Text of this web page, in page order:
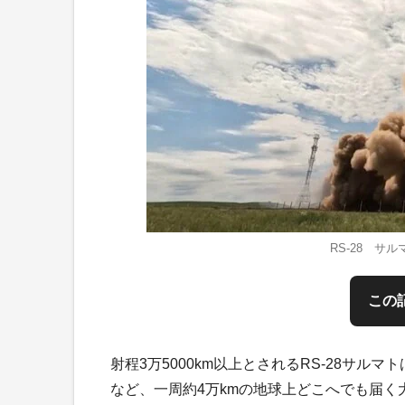
RS-28 サル
この
射程3万5000km以上とされるRS-28サルマ
など、一周約4万kmの地球上どこへでも届